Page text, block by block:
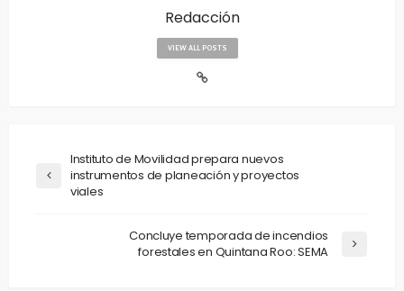
Redacción
VIEW ALL POSTS
Instituto de Movilidad prepara nuevos
instrumentos de planeación y proyectos
viales
Concluye temporada de incendios
forestales en Quintana Roo: SEMA